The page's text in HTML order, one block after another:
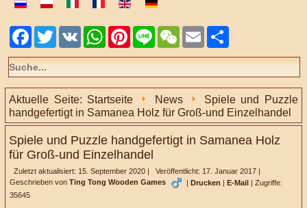
Facebook
TwitterVK WhatsApp
Pinterest
Line WeChatEmail
Aktuelle Seite: Startseite News
Spiele und Puzzle
handgefertigt in Samanea Holz für Groß-und Einzelhandel
Spiele und Puzzle handgefertigt in Samanea Holz
für Groß-und Einzelhandel
Zuletzt aktualisiert: 15. September 2020 | Veröffentlicht: 17. Januar 2017 |
Geschrieben vonTing Tong Wooden Games | Drucken | E-Mail | Zugriffe:
35645